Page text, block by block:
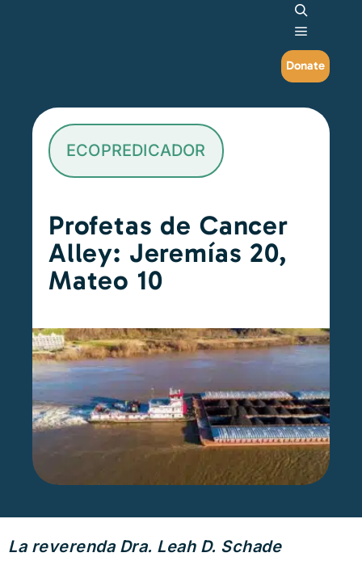
Search
Main
Donate
ECOPREDICADOR
Profetas de Cancer
Alley: Jeremías 20,
Mateo 10
La reverenda Dra. Leah D. Schade